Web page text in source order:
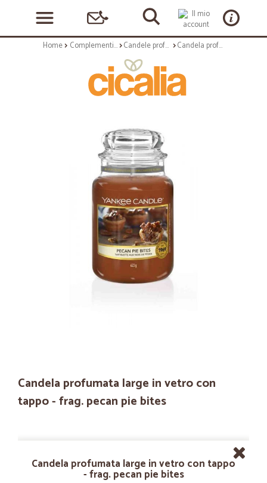
Home Complementi arredo Candele profumate Candela profumata large in vetro con tappo - frag. pecan pie bites
Candela profumata large in vetro con
tappo - frag. pecan pie bites
Candela profumata large in vetro con tappo
- frag. pecan pie bites